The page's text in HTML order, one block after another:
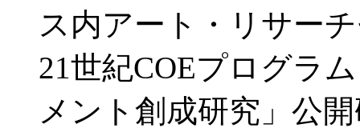
ス内アート・リサー
21世紀COEプログラ
メント創成研究」公